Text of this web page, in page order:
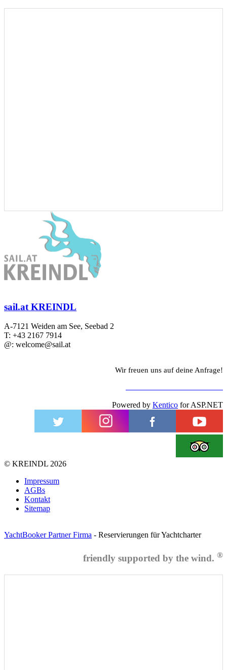
sail.at KREINDL
A-7121 Weiden am See, Seebad 2
T: +43 2167 7914
@: welcome@sail.at
Wir freuen uns auf deine Anfrage!
Powered by Kentico for ASP.NET
© KREINDL 2026
Impressum
AGBs
Kontakt
Sitemap
YachtBooker Partner Firma - Reservierungen für Yachtcharter
friendly supported by the wind. ®